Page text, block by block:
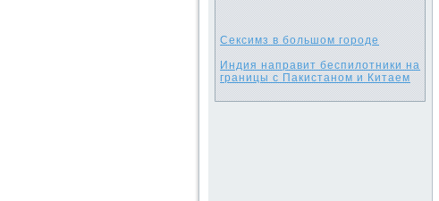
Сексимз в большом городе
Индия направит беспилотники на
границы с Пакистаном и Китаем